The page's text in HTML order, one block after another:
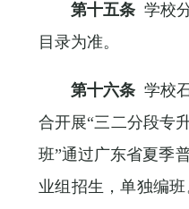
第十五条 学校
目录为准。
第十六条 学校
合开展“三二分段专
班”通过广东省夏季
业组招生，单独编